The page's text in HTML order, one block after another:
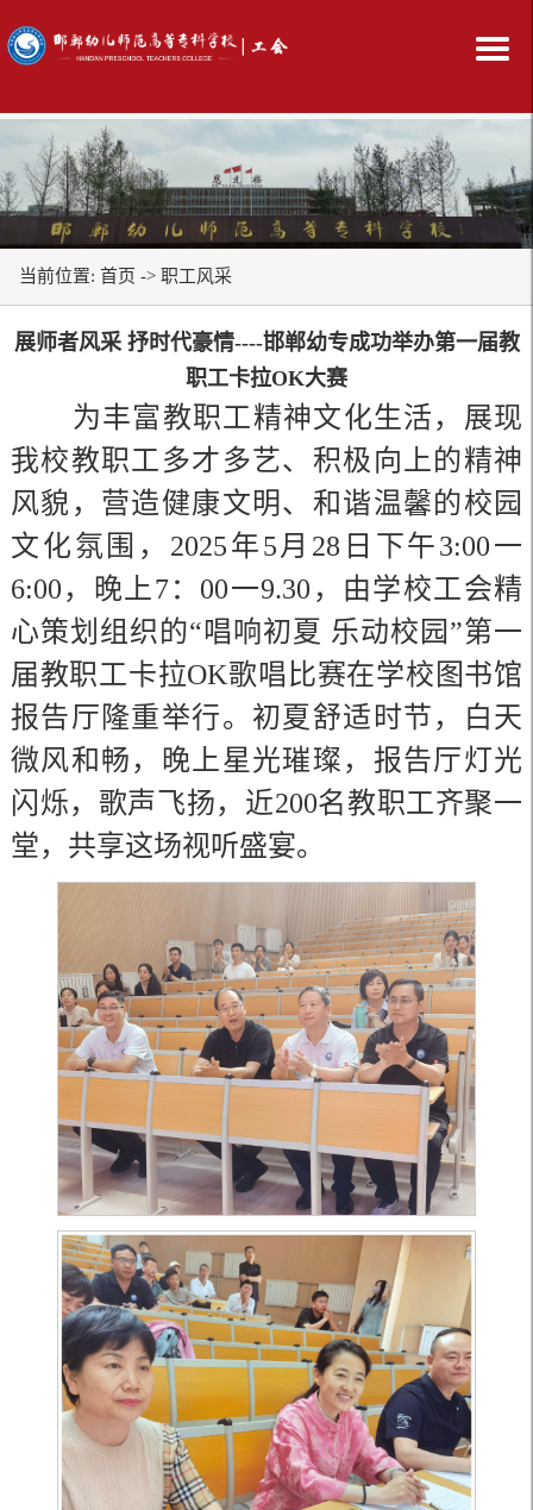
当前位置: 首页 -> 职工风采
展师者风采 抒时代豪情----邯郸幼专成功举办第一届教
职工卡拉OK大赛
为丰富教职工精神文化生活，展现
我校教职工多才多艺、积极向上的精神
风貌，营造健康文明、和谐温馨的校园
文化氛围，2025年5月28日下午3:00一
6:00，晚上7：00一9.30，由学校工会精
心策划组织的“唱响初夏 乐动校园”第一
届教职工卡拉OK歌唱比赛在学校图书馆
报告厅隆重举行。初夏舒适时节，白天
微风和畅，晚上星光璀璨，报告厅灯光
闪烁，歌声飞扬，近200名教职工齐聚一
堂，共享这场视听盛宴。